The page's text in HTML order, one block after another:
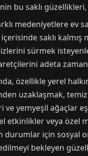
bu saklı
medeniyetlere ev
saklı
sürmek
adeta
özellikle yerel
uzaklaşmak,
ve yemyeşil
etkinlikler veya
için sosyal
bekleyen